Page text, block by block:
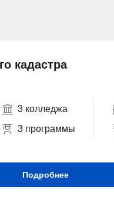
кадастра
3 колледжа
3 программы
Подробнее